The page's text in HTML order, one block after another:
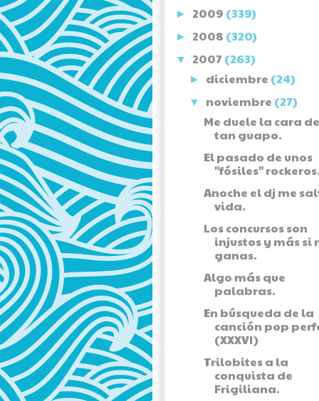
► 2009 (339)
► 2008 (320)
▼ 2007 (263)
► diciembre (24)
▼ noviembre (27)
Me duele la cara
tan guapo.
El pasado de unos
"fósiles"
Anoche el dj me
vida.
Los concursos son
injustos y más si
ganas.
Algo más que
palabras.
En búsqueda de la
canción pop
(XXXVI)
Trilobites a la
conquista de
Frigiliana.